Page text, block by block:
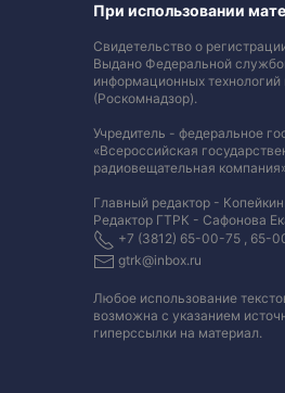
При использовании
Свидетельство о
Выдано Федеральной
информационных
(Роскомнадзор).
Учредитель - федеральное
«Всероссийская
радиовещательная
Главный редактор -
Редактор ГТРК - Сафонова
+7 (3812) 65-00-75 , 65-
gtrk@inbox.ru
Любое использование
возможна с указанием
гиперссылки на материал.